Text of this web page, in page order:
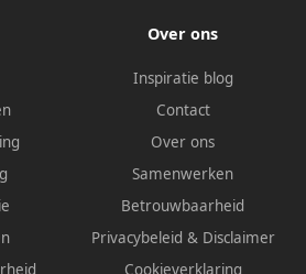
Over ons
Inspiratie blog
Contact
Over ons
Samenwerken
Betrouwbaarheid
Privacybeleid & Disclaimer
Cookieverklaring